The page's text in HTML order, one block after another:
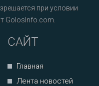
при условии
GolosInfo.com.
САЙТ
Главная
Лента новостей